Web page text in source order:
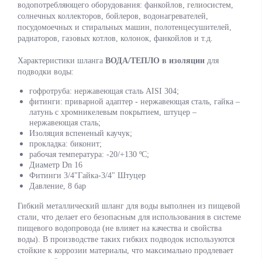
водопотребляющего оборудования: фанкойлов, гелиосистем,
солнечных коллекторов, бойлеров, водонагревателей,
посудомоечных и стиральных машин, полотенцесушителей,
радиаторов, газовых котлов, колонок, фанкойлов и т.д.
Характеристики шланга ВОДА/ТЕПЛО в изоляции для
подводки воды:
гофротруба: нержавеющая сталь AISI 304;
фитинги: приварной адаптер - нержавеющая сталь, гайка –
латунь с хромникелевым покрытием, штуцер –
нержавеющая сталь;
Изоляция вспененый каучук;
прокладка: биконит;
рабочая температура: -20/+130 ºС;
Диаметр Dn 16
Фитинги 3/4"Гайка-3/4" Штуцер
Давление, 8 бар
Гибкий металлический шланг для воды выполнен из пищевой
стали, что делает его безопасным для использования в системе
пищевого водопровода (не влияет на качества и свойства
воды). В производстве таких гибких подводок используются
стойкие к коррозии материалы, что максимально продлевает